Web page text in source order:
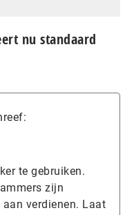
nu standaard
te gebruiken.
zijn
verdienen. Laat